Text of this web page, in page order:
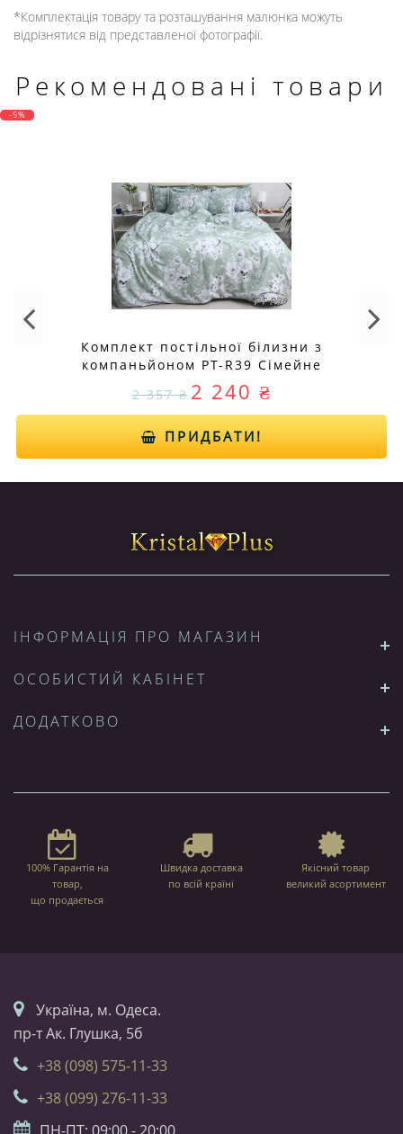
*Комплектація товару та розташування малюнка можуть
відрізнятися від представленої фотографії.
Рекомендовані товари
-5%
Комплект постільної білизни з
компаньйоном PT-R39 Сімейне
2 357 ₴ 2 240 ₴
ПРИДБАТИ!
ІНФОРМАЦІЯ ПРО МАГАЗИН
ОСОБИСТИЙ КАБІНЕТ
ДОДАТКОВО
100% Гарантія на
товар,
що продається
Швидка доставка
по всій країні
Якісний товар
великий асортимент
Українa, м. Одеса.
пр-т Ак. Глушка, 5б
+38 (098) 575-11-33
+38 (099) 276-11-33